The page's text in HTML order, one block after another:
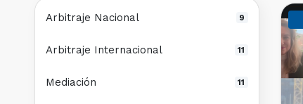
Arbitraje Nacional 9
Arbitraje Internacional 11
Mediación 11